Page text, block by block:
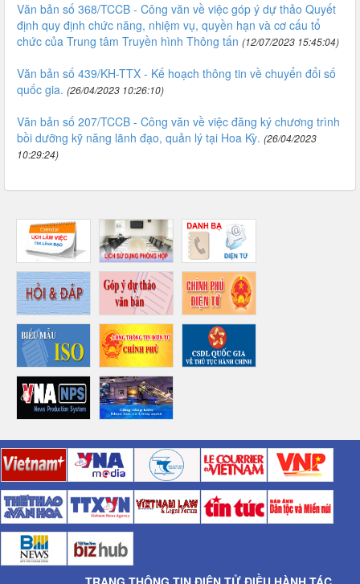
Văn bản số 368/TCCB - Công văn về việc góp ý dự thảo Quyết
định quy định chức năng, nhiệm vụ, quyền hạn và cơ cấu tổ
chức của Trung tâm Truyền hình Thông tấn (12/07/2023 15:45:04)
Văn bản số 439/KH-TTX - Kế hoạch thông tin về chuyển đổi số
quốc gia. (26/04/2023 10:26:10)
Văn bản số 207/TCCB - Công văn về việc đăng ký chương trình
bồi dưỡng kỹ năng lãnh đạo, quản lý tại Hoa Kỳ. (26/04/2023
10:29:24)